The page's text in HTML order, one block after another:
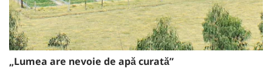
„Lumea are nevoie de apă curată”